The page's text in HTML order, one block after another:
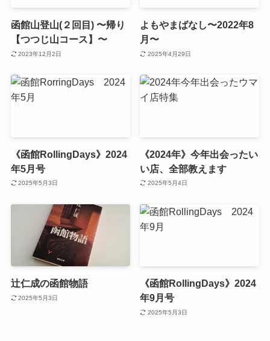
函館山登山(２回目) 〜帰り
【つつじ山コース】〜
2023年12月2日
よもやまばなし〜2022年8
月〜
2025年4月29日
《函館RollingDays》2024
年5月号
2025年5月3日
《2024年》今年出会ったい
い店、全部教えます
2025年5月4日
辻仁成の函館物語
2025年5月3日
《函館RollingDays》2024
年9月号
2025年5月3日